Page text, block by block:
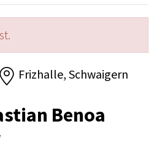
Frizhalle, Schwaigern
Benoa